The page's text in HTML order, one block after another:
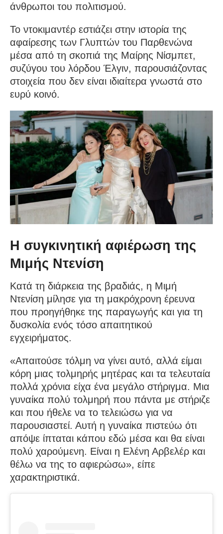
άνθρωποι του πολιτισμού.
Το ντοκιμαντέρ εστιάζει στην ιστορία της
αφαίρεσης των Γλυπτών του Παρθενώνα
μέσα από τη σκοπιά της Μαίρης Νίσμπετ,
συζύγου του λόρδου Έλγιν, παρουσιάζοντας
στοιχεία που δεν είναι ιδιαίτερα γνωστά στο
ευρύ κοινό.
Η συγκινητική αφιέρωση της
Μιμής Ντενίση
Κατά τη διάρκεια της βραδιάς, η Μιμή
Ντενίση μίλησε για τη μακρόχρονη έρευνα
που προηγήθηκε της παραγωγής και για τη
δυσκολία ενός τόσο απαιτητικού
εγχειρήματος.
«Απαιτούσε τόλμη να γίνει αυτό, αλλά είμαι
κόρη μιας τολμηρής μητέρας και τα τελευταία
πολλά χρόνια είχα ένα μεγάλο στήριγμα. Μια
γυναίκα πολύ τολμηρή που πάντα με στήριζε
και που ήθελε να το τελειώσω για να
παρουσιαστεί. Αυτή η γυναίκα πιστεύω ότι
απόψε ίπταται κάπου εδώ μέσα και θα είναι
πολύ χαρούμενη. Είναι η Ελένη Αρβελέρ και
θέλω να της το αφιερώσω», είπε
χαρακτηριστικά.